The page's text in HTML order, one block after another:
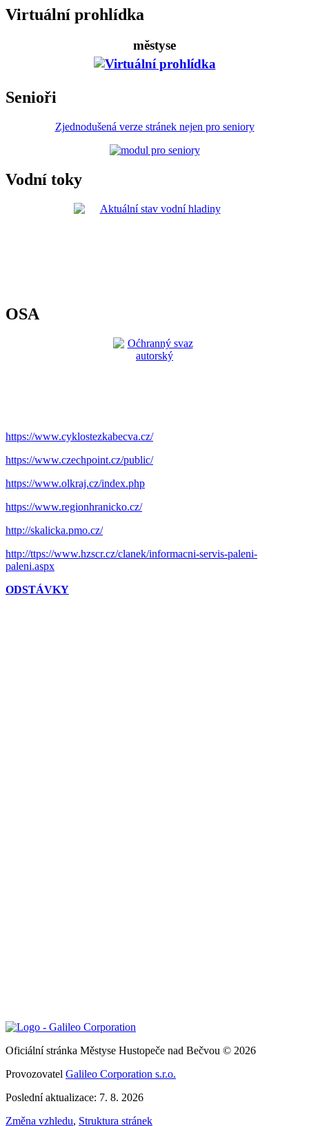
Virtuální prohlídka
městyse
Senioři
Zjednodušená verze stránek nejen pro seniory
Vodní toky
OSA
https://www.cyklostezkabecva.cz/
https://www.czechpoint.cz/public/
https://www.olkraj.cz/index.php
https://www.regionhranicko.cz/
http://skalicka.pmo.cz/
http://ttps://www.hzscr.cz/clanek/informacni-servis-paleni-
paleni.aspx
ODSTÁVKY
Oficiální stránka Městyse Hustopeče nad Bečvou © 2026
Provozovatel Galileo Corporation s.r.o.
Poslední aktualizace: 7. 8. 2026
Změna vzhledu, Struktura stránek